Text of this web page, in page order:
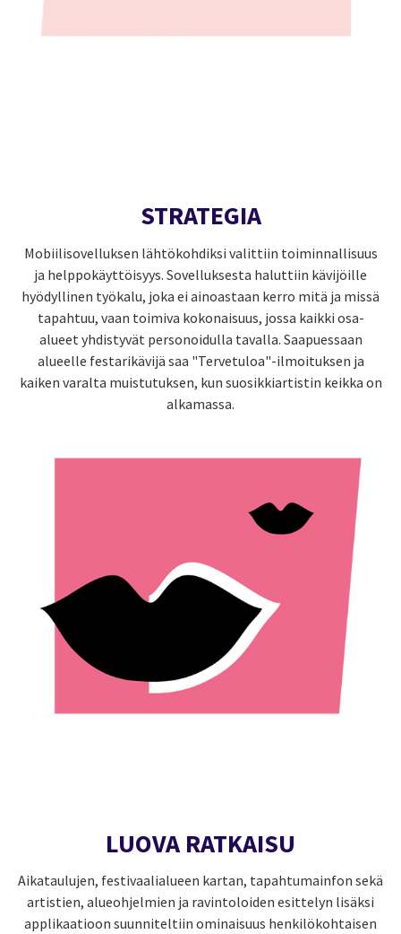
STRATEGIA
Mobiilisovelluksen lähtökohdiksi valittiin toiminnallisuus
ja helppokäyttöisyys. Sovelluksesta haluttiin kävijöille
hyödyllinen työkalu, joka ei ainoastaan kerro mitä ja missä
tapahtuu, vaan toimiva kokonaisuus, jossa kaikki osa-
alueet yhdistyvät personoidulla tavalla. Saapuessaan
alueelle festarikävijä saa "Tervetuloa"-ilmoituksen ja
kaiken varalta muistutuksen, kun suosikkiartistin keikka on
alkamassa.
LUOVA RATKAISU
Aikataulujen, festivaalialueen kartan, tapahtumainfon sekä
artistien, alueohjelmien ja ravintoloiden esittelyn lisäksi
applikaatioon suunniteltiin ominaisuus henkilökohtaisen